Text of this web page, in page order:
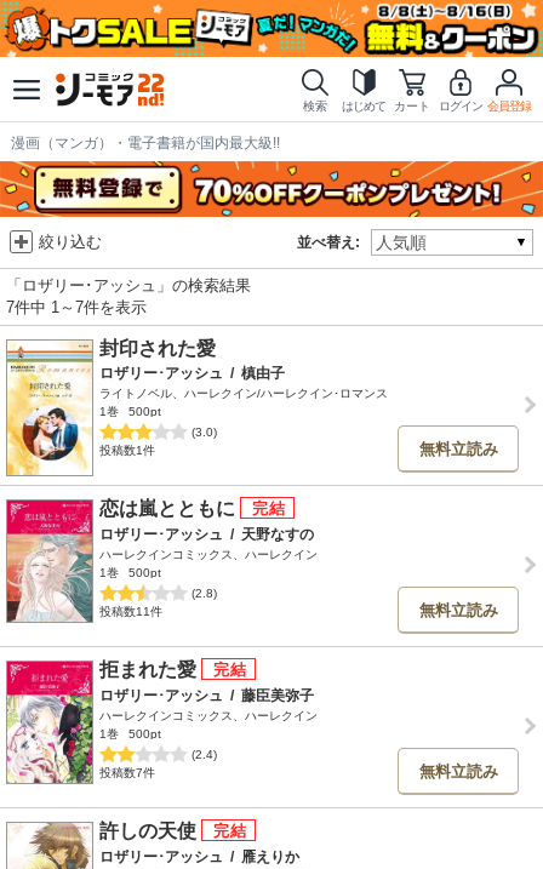
検索 はじめて カート ログイン 会員登録
漫画（マンガ）・電子書籍が国内最大級!!
並べ替え:
絞り込む
「ロザリー･アッシュ」の検索結果
7件中 1～7件を表示
封印された愛
ロザリー･アッシュ / 槙由子
ライトノベル、ハーレクイン/ハーレクイン･ロマンス
1巻
500pt
(3.0)
投稿数1件
無料立読み
恋は嵐とともに
ロザリー･アッシュ / 天野なすの
ハーレクインコミックス、ハーレクイン
1巻
500pt
(2.8)
投稿数11件
無料立読み
拒まれた愛
ロザリー･アッシュ / 藤臣美弥子
ハーレクインコミックス、ハーレクイン
1巻
500pt
(2.4)
投稿数7件
無料立読み
許しの天使
ロザリー･アッシュ / 雁えりか